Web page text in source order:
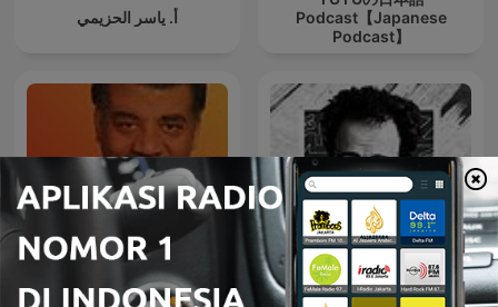
أ. ياسر الحزيمي
Podcast【Japanese
Podcast】